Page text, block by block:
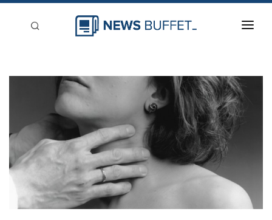
新聞稿分類